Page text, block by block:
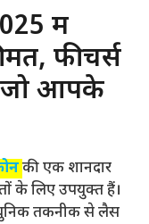
में
फीचर्स
जो आपके
की एक शानदार
के लिए उपयुक्त हैं।
तकनीक से लैस